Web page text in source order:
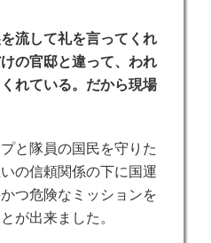
流して礼を言ってくれ
の官邸と違って、われ
れている。だから現場
と隊員の国民を守りた
の信頼関係の下に国運
つ危険なミッションを
が出来ました。